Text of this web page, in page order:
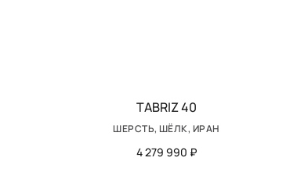
TABRIZ 40
ШЕРСТЬ, ШЁЛК, ИРАН
4 279 990 ₽